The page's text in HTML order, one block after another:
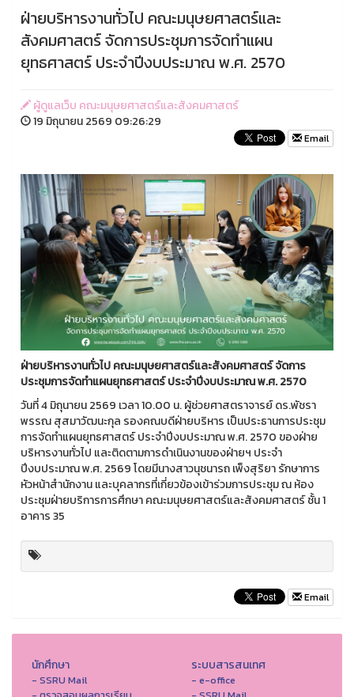
ฝ่ายบริหารงานทั่วไป คณะมนุษยศาสตร์และ
สังคมศาสตร์ จัดการประชุมการจัดทำแผน
ยุทธศาสตร์ ประจำปีงบประมาณ พ.ศ. 2570
ผู้ดูแลเว็บ คณะมนุษยศาสตร์และสังคมศาสตร์
19 มิถุนายน 2569 09:26:29
Email
ฝ่ายบริหารงานทั่วไป คณะมนุษยศาสตร์และสังคมศาสตร์ จัดการ
ประชุมการจัดทำแผนยุทธศาสตร์ ประจำปีงบประมาณ พ.ศ.2570
วันที่ 4 มิถุนายน 2569 เวลา 10.00 น. ผู้ช่วยศาสตราจารย์ ดร.พัชรา
พรรณ สุสมาวัฒนะกุล รองคณบดีฝ่ายบริหาร เป็นประธานการประชุม
การจัดทำแผนยุทธศาสตร์ ประจำปีงบประมาณ พ.ศ. 2570 ของฝ่าย
บริหารงานทั่วไป และติดตามการดำเนินงานของฝ่ายฯ ประจำ
ปีงบประมาณ พ.ศ. 2569 โดยมีนางสาวนุชนารถ เพ็งสุริยา รักษาการ
หัวหน้าสำนักงาน และบุคลากรที่เกี่ยวข้องเข้าร่วมการประชุม ณ ห้อง
ประชุมฝ่ายบริการการศึกษา คณะมนุษยศาสตร์และสังคมศาสตร์ ชั้น 1
อาคาร 35
Email
นักศึกษา
- SSRU Mail
ระบบสารสนเทศ
- e-office